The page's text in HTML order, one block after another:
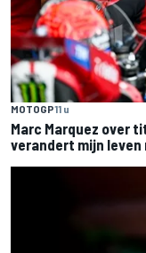
MOTOGP11 u
Marc Marquez over
verandert mijn leven